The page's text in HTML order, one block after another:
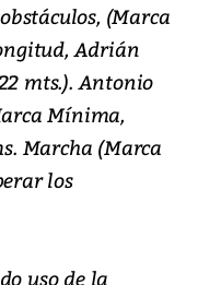
(Marca
Adrián
mts.). Antonio
Mínima,
Marcha (Marca
los
uso de la